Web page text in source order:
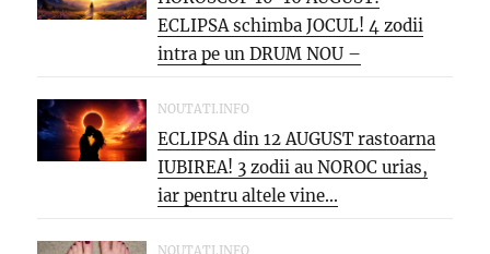
ECLIPSA schimba JOCUL! 4 zodii
intra pe un DRUM NOU –
oportunitati...
NOUTATI.INFO
ECLIPSA din 12 AUGUST rastoarna
IUBIREA! 3 zodii au NOROC urias,
iar pentru altele vine...